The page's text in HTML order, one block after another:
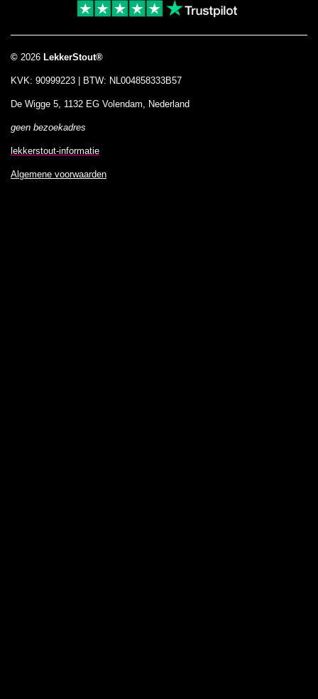
m
© 2026 LekkerStout®
KVK: 90999223 | BTW: NL004858333B57
De Wigge 5, 1132 EG Volendam, Nederland
geen bezoekadres
lekkerstout-informatie
Algemene voorwaarden